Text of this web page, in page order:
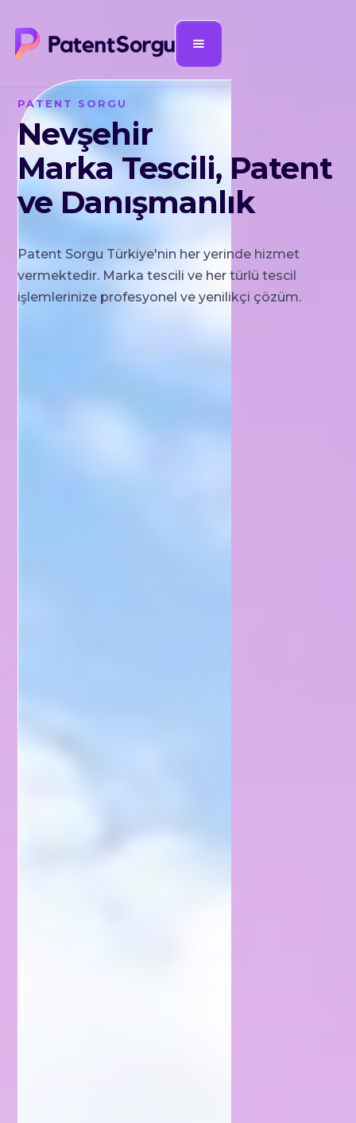
PATENT SORGU
Nevşehir
Marka Tescili, Patent
ve Danışmanlık
Patent Sorgu Türkiye'nin her yerinde hizmet
vermektedir. Marka tescili ve her türlü tescil
işlemlerinize profesyonel ve yenilikçi çözüm.